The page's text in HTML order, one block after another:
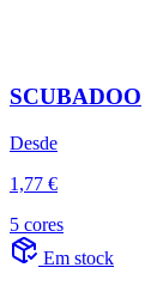
SCUBADOO
Desde
1,77 €
5 cores
Em stock